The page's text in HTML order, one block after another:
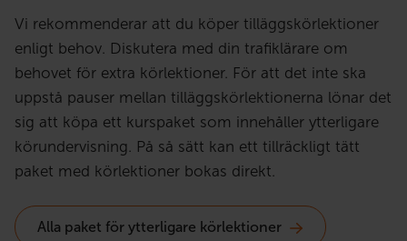
Vi rekommenderar att du köper tilläggskörlektioner
enligt behov. Diskutera med din trafiklärare om
behovet för extra körlektioner. För att det inte ska
uppstå pauser mellan tilläggskörlektionerna lönar det
sig att köpa ett kurspaket som innehåller ytterligare
körundervisning. På så sätt kan ett tillräckligt tätt
paket med körlektioner bokas direkt.
Alla paket för ytterligare körlektioner